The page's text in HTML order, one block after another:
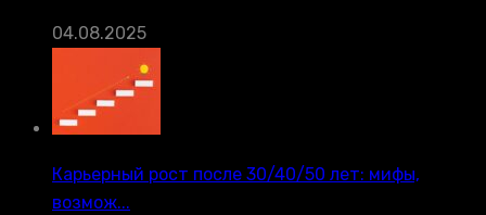
04.08.2025
Карьерный рост после 30/40/50 лет: мифы,
возмож...